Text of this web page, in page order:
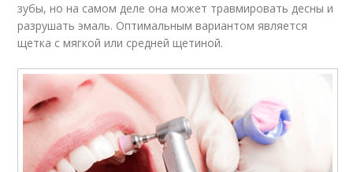
зубы, но на самом деле она может травмировать десны и
разрушать эмаль. Оптимальным вариантом является
щетка с мягкой или средней щетиной.